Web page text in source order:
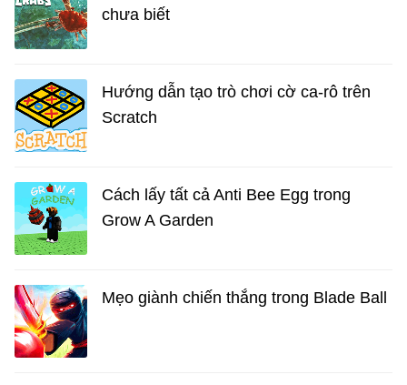
chưa biết
Hướng dẫn tạo trò chơi cờ ca-rô trên
Scratch
Cách lấy tất cả Anti Bee Egg trong
Grow A Garden
Mẹo giành chiến thắng trong Blade Ball